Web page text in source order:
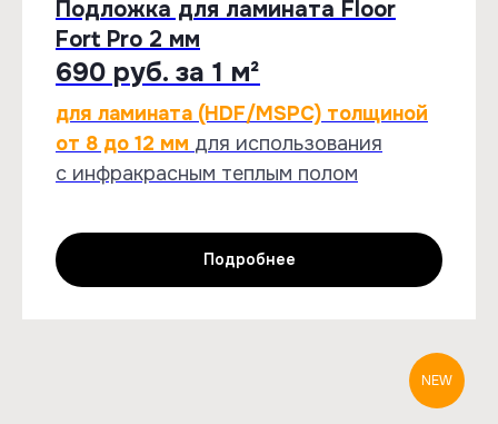
Подложка для ламината Floor
Fort Pro 2 мм
690 руб. за 1 м²
для ламината (HDF/MSPC) толщиной
от 8 до 12 мм для использования
с инфракрасным теплым полом
Подробнее
NEW